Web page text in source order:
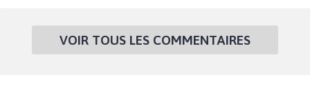
VOIR TOUS LES COMMENTAIRES